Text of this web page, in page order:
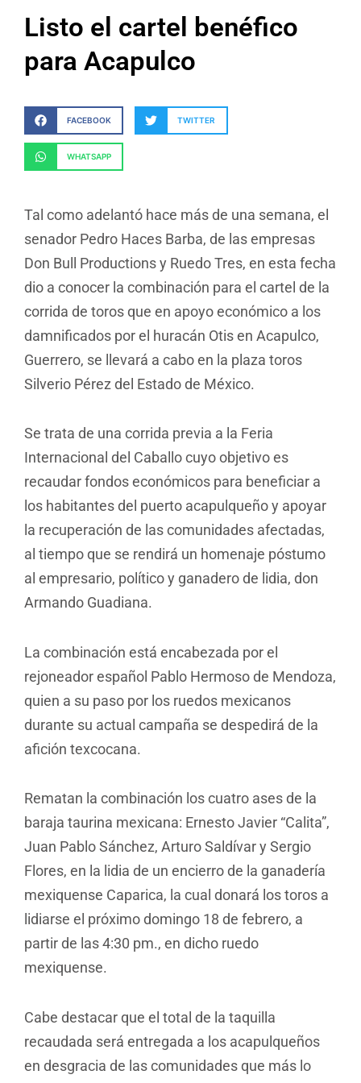
Listo el cartel benéfico
para Acapulco
FACEBOOK TWITTER
WHATSAPP
Tal como adelantó hace más de una semana, el
senador Pedro Haces Barba, de las empresas
Don Bull Productions y Ruedo Tres, en esta fecha
dio a conocer la combinación para el cartel de la
corrida de toros que en apoyo económico a los
damnificados por el huracán Otis en Acapulco,
Guerrero, se llevará a cabo en la plaza toros
Silverio Pérez del Estado de México.
Se trata de una corrida previa a la Feria
Internacional del Caballo cuyo objetivo es
recaudar fondos económicos para beneficiar a
los habitantes del puerto acapulqueño y apoyar
la recuperación de las comunidades afectadas,
al tiempo que se rendirá un homenaje póstumo
al empresario, político y ganadero de lidia, don
Armando Guadiana.
La combinación está encabezada por el
rejoneador español Pablo Hermoso de Mendoza,
quien a su paso por los ruedos mexicanos
durante su actual campaña se despedirá de la
afición texcocana.
Rematan la combinación los cuatro ases de la
baraja taurina mexicana: Ernesto Javier “Calita”,
Juan Pablo Sánchez, Arturo Saldívar y Sergio
Flores, en la lidia de un encierro de la ganadería
mexiquense Caparica, la cual donará los toros a
lidiarse el próximo domingo 18 de febrero, a
partir de las 4:30 pm., en dicho ruedo
mexiquense.
Cabe destacar que el total de la taquilla
recaudada será entregada a los acapulqueños
en desgracia de las comunidades que más lo